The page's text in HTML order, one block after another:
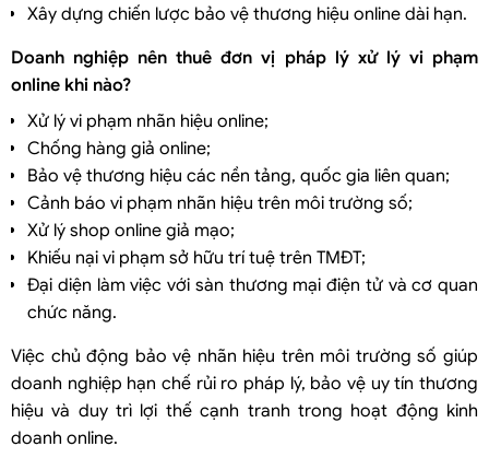
Xây dựng chiến lược bảo vệ thương hiệu online dài hạn.
Doanh nghiệp nên thuê đơn vị pháp lý xử lý vi phạm
online khi nào?
Xử lý vi phạm nhãn hiệu online;
Chống hàng giả online;
Bảo vệ thương hiệu các nền tảng, quốc gia liên quan;
Cảnh báo vi phạm nhãn hiệu trên môi trường số;
Xử lý shop online giả mạo;
Khiếu nại vi phạm sở hữu trí tuệ trên TMĐT;
Đại diện làm việc với sàn thương mại điện tử và cơ quan
chức năng.
Việc chủ động bảo vệ nhãn hiệu trên môi trường số giúp
doanh nghiệp hạn chế rủi ro pháp lý, bảo vệ uy tín thương
hiệu và duy trì lợi thế cạnh tranh trong hoạt động kinh
doanh online.